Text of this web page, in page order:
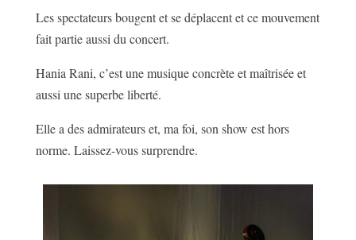
Les spectateurs bougent et se déplacent et ce mouvement
fait partie aussi du concert.
Hania Rani, c’est une musique concrète et maîtrisée et
aussi une superbe liberté.
Elle a des admirateurs et, ma foi, son show est hors
norme. Laissez-vous surprendre.